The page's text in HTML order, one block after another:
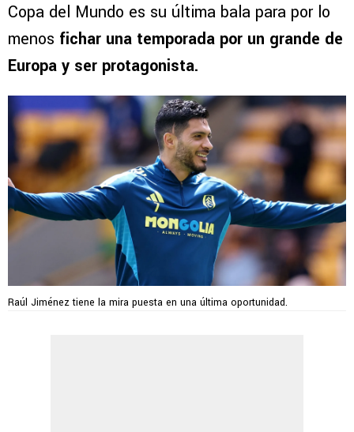
Copa del Mundo es su última bala para por lo
menos fichar una temporada por un grande de
Europa y ser protagonista.
Raúl Jiménez tiene la mira puesta en una última oportunidad.